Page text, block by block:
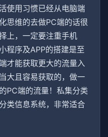
使用习惯已经从电脑端
思维的去做PC端的话很
上，一定要注重手机
程序及APP的搭建是至
才能获取更大的流量入
大且容易获取的，做一
PC端的流量！私集分类
类信息系统，非常适合